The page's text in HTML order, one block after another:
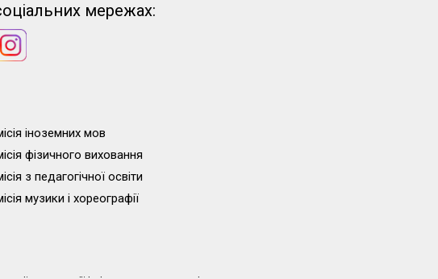
мережах:
іноземних мов
фізичного виховання
з педагогічної освіти
музики і хореографії